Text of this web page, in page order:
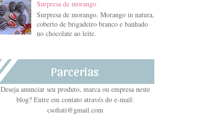
Surpresa de morango
Surpresa de morango. Morango in natura,
coberto de brigadeiro branco e banhado
no chocolate ao leite.
Parcerias
Deseja anunciar seu produto, marca ou empresa neste
blog? Entre em contato através do e-mail:
csofiati@gmail.com